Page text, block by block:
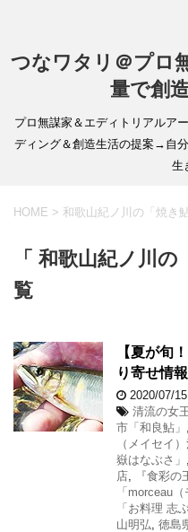
つなワタリ＠プロ
量で創
プロ無謀家＆エディトリアルア
ディング＆創造生活の提案→自
生
HOME > 和歌山紀ノ川の「焼き
「 和歌山紀ノ川
覧
【夏が旬
り寄せ情
2020/07/15
清流の女
市「和良鮎」
（メイセイ
嶽はなぶさ」
店
『食彩の
「morceau
「お料理 志
山明弘 徳島